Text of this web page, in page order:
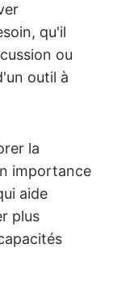
qu'il
ou
outil à
la
importance
aide
plus